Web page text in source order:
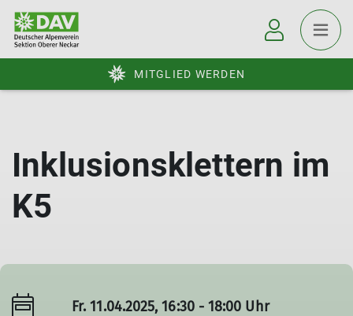
MITGLIED WERDEN
Inklusionsklettern im
K5
Fr. 11.04.2025, 16:30 - 18:00 Uhr